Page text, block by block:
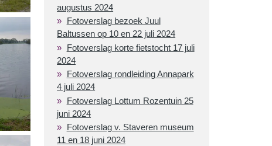
augustus 2024
Fotoverslag bezoek Juul
Baltussen op 10 en 22 juli 2024
Fotoverslag korte fietstocht 17 juli
2024
Fotoverslag rondleiding Annapark
4 juli 2024
Fotoverslag Lottum Rozentuin 25
juni 2024
Fotoverslag v. Staveren museum
11 en 18 juni 2024